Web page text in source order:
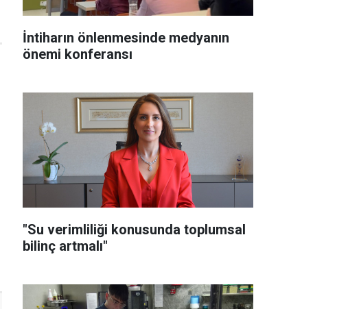
İntiharın önlenmesinde medyanın
önemi konferansı
"Su verimliliği konusunda toplumsal
bilinç artmalı"